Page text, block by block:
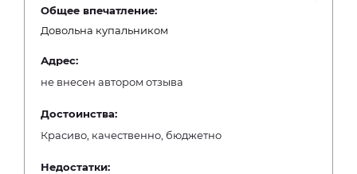
Общее впечатление:
Довольна купальником
Адрес:
не внесен автором отзыва
Достоинства:
Красиво, качественно, бюджетно
Недостатки: